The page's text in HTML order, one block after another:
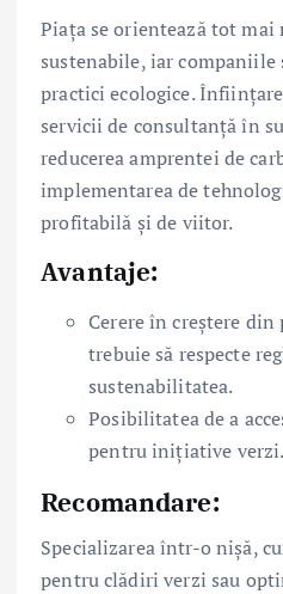
Piața se orientează tot mai
sustenabile, iar companiile
practici ecologice.
servicii de consultanță în
reducerea amprentei de
implementarea de
profitabilă și de viitor.
Avantaje:
Cerere în creștere
trebuie să respecte
sustenabilitatea.
Posibilitatea de a
pentru inițiative verzi.
Recomandare:
Specializarea într-o nișă,
pentru clădiri verzi sau